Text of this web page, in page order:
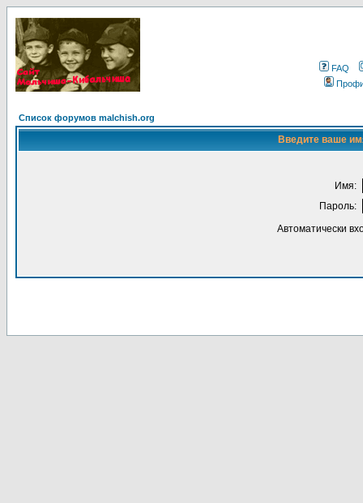
FAQ
Список форумов malchish.org
Введите ваше
Имя:
Пароль:
Автоматически